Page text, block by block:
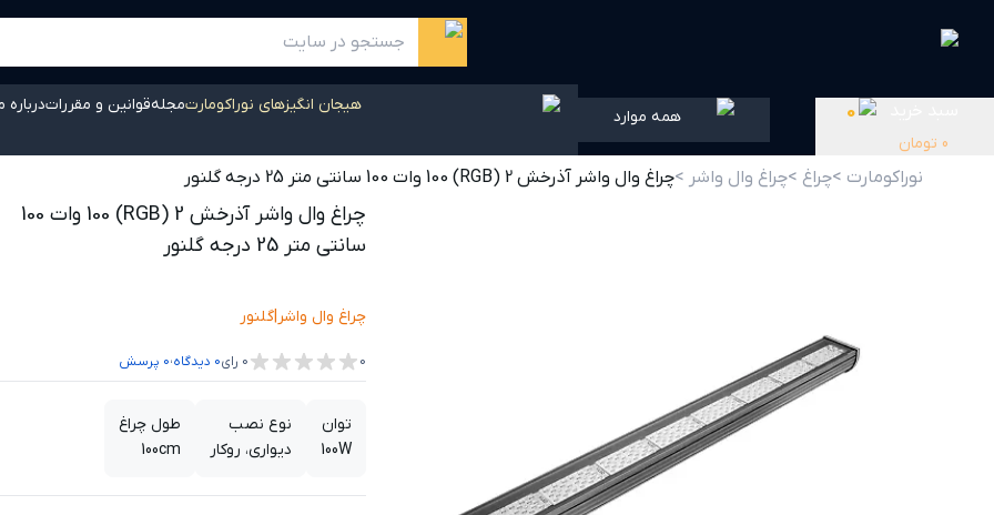
همه موارد
0 تومان
0 هیجان انگیزهای نوراکومارتمجلهقوانین و مقرراتدرباره
نوراکومارت >چراغ >چراغ وال واشر >چراغ وال واشر آذرخش 2 (RGB) 100 وات 100 سانتی متر 25 درجه گلنور
چراغ وال واشر آذرخش 2 (RGB) 100 وات 100
سانتی متر 25 درجه گلنور
چراغ وال واشر|گلنور
0
0 رای0 دیدگاه،0 پرسش
توان
100W
نوع نصب
دیواری، روکار
طول چراغ
100cm